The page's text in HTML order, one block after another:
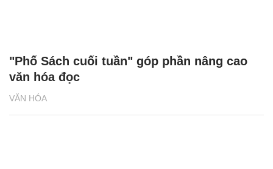
VĂN HÓA
"Phố Sách cuối tuần" góp phần nâng cao
văn hóa đọc